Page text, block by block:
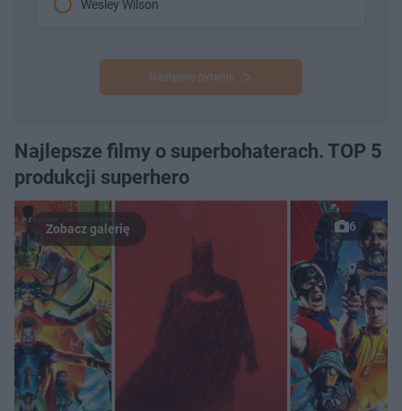
Wesley Wilson
Następne pytanie
Najlepsze filmy o superbohaterach. TOP 5
produkcji superhero
6